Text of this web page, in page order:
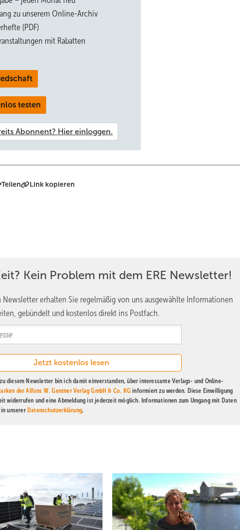
Elektrotechnikbereich entstanden, sagt Jacobs. Es folge dem Prinzip
gilt hier der Synchronbetrieb: die Lasten auf die Teilgetriebe
takten. Doch die Steuerungselektronik, stark fortentwickelt seit der Rapid-
zu unserem Online-Archiv
(PDF)
mit Rabatten
testen
Teilen Link kopieren
Kein Problem mit dem ERE Newsletter!
Newsletter erhalten Sie regelmäßig von uns ausgewählte Informationen
gebündelt und kostenlos direkt ins Postfach.
diesem Newsletter bin ich damit einverstanden, über interessante Verlags- und Online-
der Alfons W. Gentner Verlag GmbH & Co. KG informiert zu werden. Diese Einwilligung
widerrufen und eine Abmeldung ist jederzeit möglich. Informationen zum Umgang mit Daten
unserer Datenschutzerklärung.